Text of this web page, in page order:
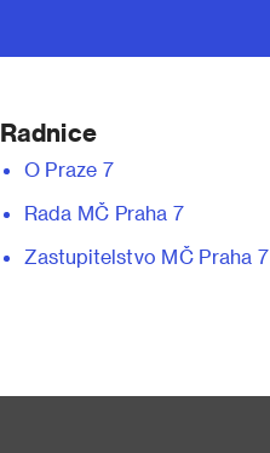
Radnice
O Praze 7
Rada MČ Praha 7
Zastupitelstvo MČ Praha 7